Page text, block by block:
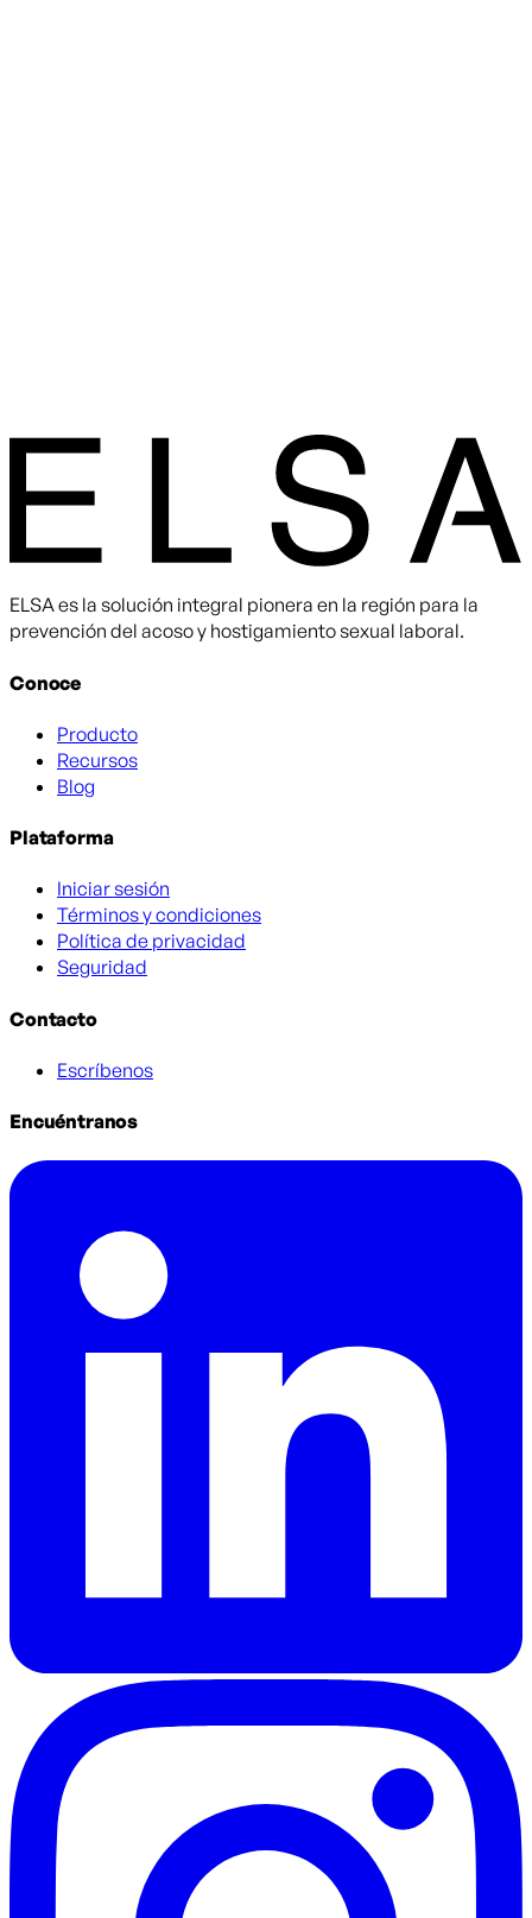
ELSA es la solución integral pionera en la región para la
prevención del acoso y hostigamiento sexual laboral.
Conoce
Producto
Recursos
Blog
Plataforma
Iniciar sesión
Términos y condiciones
Política de privacidad
Seguridad
Contacto
Escríbenos
Encuéntranos